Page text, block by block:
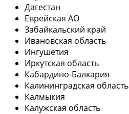
Дагестан
Еврейская АО
Забайкальский край
Ивановская область
Ингушетия
Иркутская область
Кабардино-Балкария
Калининградская область
Калмыкия
Калужская область